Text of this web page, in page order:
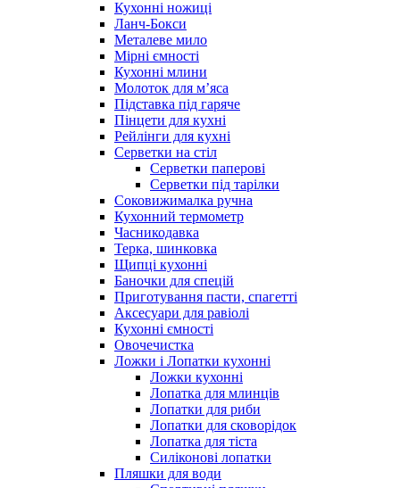
Кухонні ножиці
Ланч-Бокси
Металеве мило
Мірні ємності
Кухонні млини
Молоток для м’яса
Підставка під гаряче
Пінцети для кухні
Рейлінги для кухні
Серветки на стіл
Серветки паперові
Серветки під тарілки
Соковижималка ручна
Кухонний термометр
Часникодавка
Терка, шинковка
Щипці кухонні
Баночки для спецій
Приготування пасти, спагетті
Аксесуари для равіолі
Кухонні ємності
Овочечистка
Ложки і Лопатки кухонні
Ложки кухонні
Лопатка для млинців
Лопатки для риби
Лопатки для сковорідок
Лопатка для тіста
Силіконові лопатки
Пляшки для води